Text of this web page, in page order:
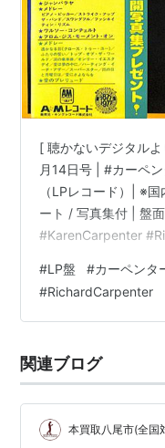
[ 聴かないデジタル
月14日号 | #カーペ
（LPレコード）| ※
ート / 写真集付 | 盤
#KarenCarpenter
インサート、写真集
良好,EX,少しシミ]［
す］※［店舗併売の
#LP盤 #カーペンタ
#RichardCarpenter
関連ブログ
本買取八尾市(全